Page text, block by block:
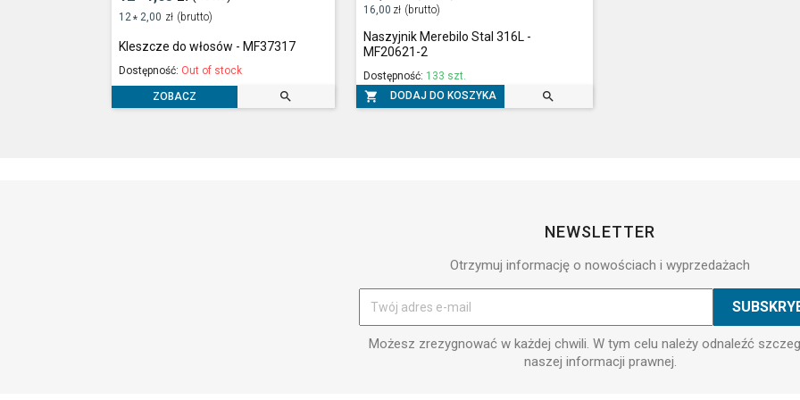
12* 2,00 zł (brutto)
Kleszcze do włosów - MF37317
Dostępność: Out of stock
ZOBACZ 
16,00 zł (brutto)
Naszyjnik Merebilo Stal 316L -
MF20621-2
Dostępność: 133 szt.
 DODAJ DO KOSZYKA 
NEWSLETTER
Otrzymuj informację o nowościach i wyprzedażach
Możesz zrezygnować w każdej chwili. W tym celu należy odnaleźć
naszej informacji prawnej.